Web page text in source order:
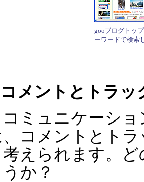
gooブログトッ
ーワードで検索
コメントとトラ
ミュニケーショ
、コメントとト
考えられます。
うか？